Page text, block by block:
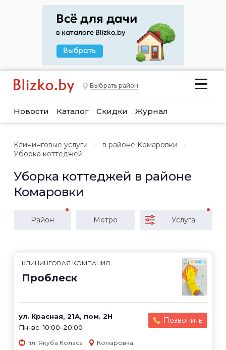
Выбрать район
Новости Каталог Скидки Журнал
Клининговые услуги
в районе Комаровки
Уборка коттеджей
Уборка коттеджей в районе
Комаровки
Район Метро Услуга
КЛИНИНГОВАЯ КОМПАНИЯ
Проблеск
ул. Красная, 21А, пом. 2Н
Пн-вс: 10:00-20:00
Позвонить
пл. Якуба Коласа Комаровка